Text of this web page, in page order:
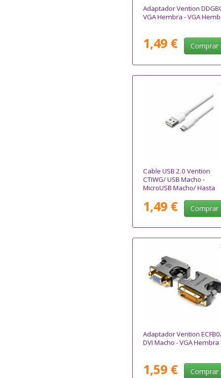
Adaptador Vention
VGA Hembra - VGA
1,49 € Comprar
Cable USB 2.0 Vention
CTIWG/ USB Macho -
MicroUSB Macho/ Hasta
Blanco
1,49 € Comprar
Adaptador Vention
DVI Macho - VGA Hembra
1,59 € Comprar